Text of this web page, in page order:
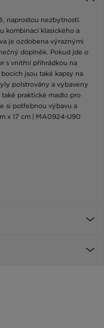
naprostou nezbytností.
kombinací klasického a
je ozdobena výraznými
doplněk. Pokud jde o
s vnitřní přihrádkou na
jsou také kapsy na
polstrovány a vybaveny
praktické madlo pro
si potřebnou výbavu a
x 17 cm | MA0924-U90